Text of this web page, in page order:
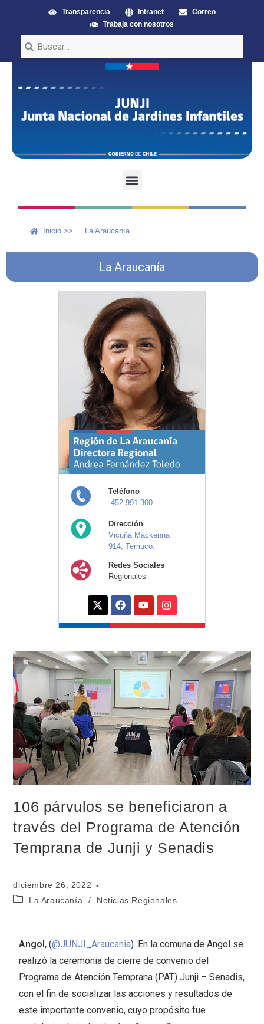
Transparencia Intranet
Correo
Trabaja con nosotros
Inicio >> La Araucanía
La Araucanía
Teléfono
452 991 300
Dirección
Vicuña Mackenna
914, Temuco.
Redes Sociales
Regionales
106 párvulos se beneficiaron a
través del Programa de Atención
Temprana de Junji y Senadis
diciembre 26, 2022
La Araucanía
/ Noticias Regionales
Angol, (@JUNJI_Araucania). En la comuna de Angol se
realizó la ceremonia de cierre de convenio del
Programa de Atención Temprana (PAT) Junji – Senadis,
con el fin de socializar las acciones y resultados de
este importante convenio, cuyo propósito fue